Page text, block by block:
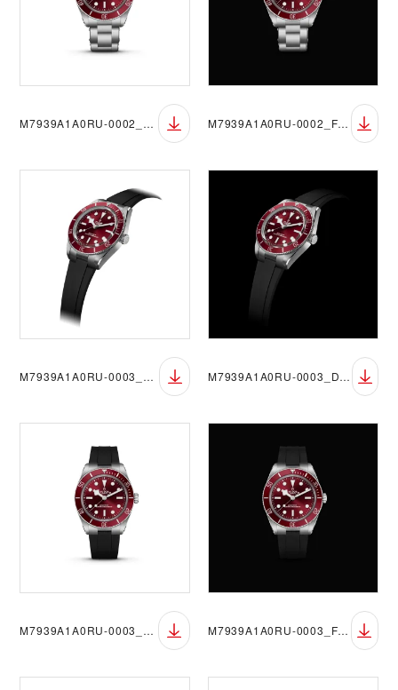
M7939A1A0RU-0002_FF_RGB M7939A1A0RU-0002_FF_RGB_Black
M7939A1A0RU-0003_DET_RGB M7939A1A0RU-0003_DET_RGB_Black
M7939A1A0RU-0003_FF_RGB M7939A1A0RU-0003_FF_RGB_Black